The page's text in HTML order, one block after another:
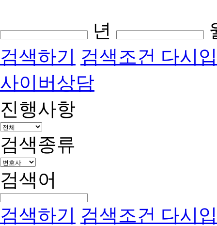
년
검색하기 검색조건 다시
사이버상담
진행사항
검색종류
검색어
검색하기 검색조건 다시